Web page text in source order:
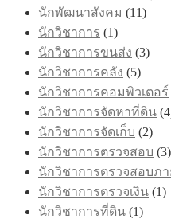
นักพัฒนาสังคม (11)
นักวิชาการ (1)
นักวิชาการขนส่ง (3)
นักวิชาการคลัง (5)
นักวิชาการคอมพิวเตอร์
นักวิชาการจัดหาที่ดิน
นักวิชาการจัดเก็บ (2)
นักวิชาการตรวจสอบ (3)
นักวิชาการตรวจสอบภ
นักวิชาการตรวจเงิน (1)
นักวิชาการที่ดิน (1)